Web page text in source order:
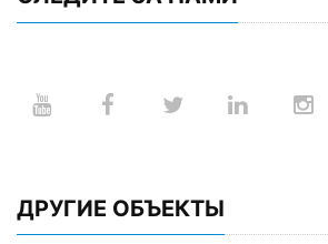
ДРУГИЕ ОБЪЕКТЫ